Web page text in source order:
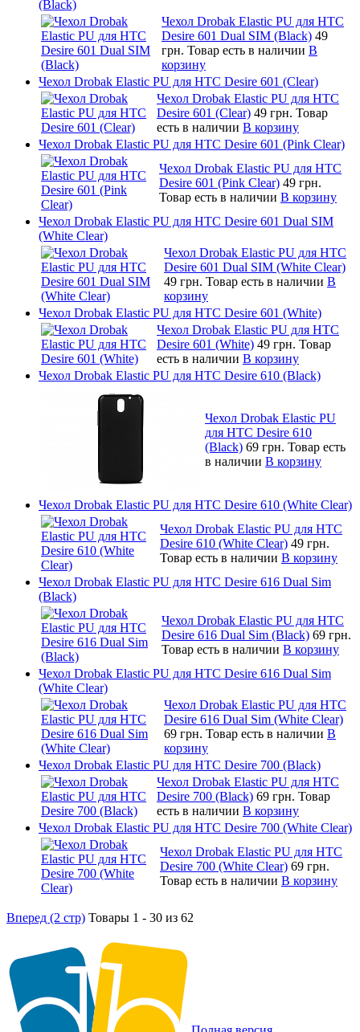
(Black)
Чехол Drobak Elastic PU для HTC
Desire 601 Dual SIM (Black) 49
грн. Товар есть в наличии В
корзину
Чехол Drobak Elastic PU для HTC Desire 601 (Clear)
Чехол Drobak Elastic PU для HTC
Desire 601 (Clear) 49 грн. Товар
есть в наличии В корзину
Чехол Drobak Elastic PU для HTC Desire 601 (Pink Clear)
Чехол Drobak Elastic PU для HTC
Desire 601 (Pink Clear) 49 грн.
Товар есть в наличии В корзину
Чехол Drobak Elastic PU для HTC Desire 601 Dual SIM
(White Clear)
Чехол Drobak Elastic PU для HTC
Desire 601 Dual SIM (White Clear)
49 грн. Товар есть в наличии В
корзину
Чехол Drobak Elastic PU для HTC Desire 601 (White)
Чехол Drobak Elastic PU для HTC
Desire 601 (White) 49 грн. Товар
есть в наличии В корзину
Чехол Drobak Elastic PU для HTC Desire 610 (Black)
Чехол Drobak Elastic PU
для HTC Desire 610
(Black) 69 грн. Товар есть
в наличии В корзину
Чехол Drobak Elastic PU для HTC Desire 610 (White Clear)
Чехол Drobak Elastic PU для HTC
Desire 610 (White Clear) 49 грн.
Товар есть в наличии В корзину
Чехол Drobak Elastic PU для HTC Desire 616 Dual Sim
(Black)
Чехол Drobak Elastic PU для HTC
Desire 616 Dual Sim (Black) 69 грн.
Товар есть в наличии В корзину
Чехол Drobak Elastic PU для HTC Desire 616 Dual Sim
(White Clear)
Чехол Drobak Elastic PU для HTC
Desire 616 Dual Sim (White Clear)
69 грн. Товар есть в наличии В
корзину
Чехол Drobak Elastic PU для HTC Desire 700 (Black)
Чехол Drobak Elastic PU для HTC
Desire 700 (Black) 69 грн. Товар
есть в наличии В корзину
Чехол Drobak Elastic PU для HTC Desire 700 (White Clear)
Чехол Drobak Elastic PU для HTC
Desire 700 (White Clear) 69 грн.
Товар есть в наличии В корзину
Вперед (2 стр) Товары 1 - 30 из 62